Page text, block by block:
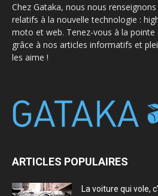
Chez Gataka, nous nous
relatifs à la nouvelle technologie :
moto et web. Tenez-vous à la pointe
grâce à nos articles informatifs et
les aime !
ARTICLES POPULAIRES
La voiture qui vole,